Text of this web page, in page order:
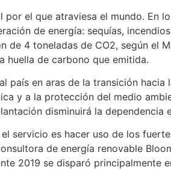
el que atraviesa el mundo. En
de energía: sequías,
de 4 toneladas de CO2, según el
huella de carbono que emitida.
país en aras de la transición
y a la protección del medio
disminuirá la dependencia
servicio es hacer uso de los
de energía renovable
2019 se disparó principalmente